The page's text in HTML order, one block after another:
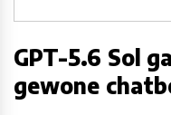
GPT-5.6 Sol
gewone